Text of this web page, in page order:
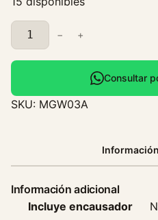
E
l
e
t
r
i
− +
Consultar
SKU: MGW03A
Información adicional
Incluye encausador